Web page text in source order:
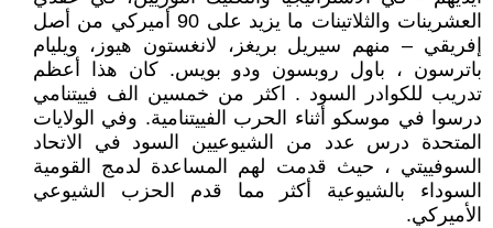
العشرينات والثلاتينات ما يزيد على 90 أميركي من أصل
إفريقي – منهم سيريل بريغز، لانغستون هيوز، ويليام
باترسون ، باول روبسون ودو بويس. كان هذا أعظم
تدريب للكوادر السود . اكثر من خمسين الف فييتنامي
درسوا في موسكو أثناء الحرب الفييتنامية. وفي الولايات
المتحدة درس عدد من الشيوعيين السود في الاتحاد
السوفييتي ، حيث قدمت لهم المساعدة لدمج القومية
السوداء بالشيوعية أكثر مما قدم الحزب الشيوعي
الأميركي.